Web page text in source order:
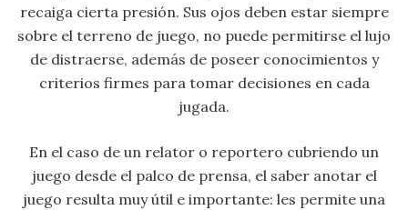
recaiga cierta presión. Sus ojos deben estar siempre
sobre el terreno de juego, no puede permitirse el lujo
de distraerse, además de poseer conocimientos y
criterios firmes para tomar decisiones en cada
jugada.
En el caso de un relator o reportero cubriendo un
juego desde el palco de prensa, el saber anotar el
juego resulta muy útil e importante: les permite una